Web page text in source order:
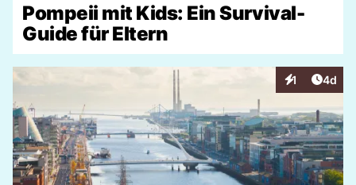
Pompeii mit Kids: Ein Survival-
Guide für Eltern
1
Interaktionen
4d